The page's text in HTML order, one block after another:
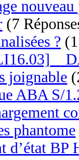
(7
?
_
joignable
ABA S/
phantome
d’état BP